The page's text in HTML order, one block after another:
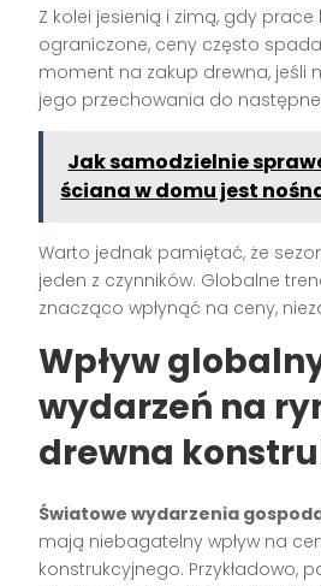
Z kolei jesienią i zimą, gdy
ograniczone, ceny często
moment na zakup drewna, jeśli
jego przechowania do
Jak samodzielnie
ściana w domu jest
Warto jednak pamiętać, że
jeden z czynników. Globalne
znacząco wpłynąć na ceny,
Wpływ
wydarzeń na
drewna
Światowe wydarzenia
mają niebagatelny wpływ na
konstrukcyjnego. Przykładowo,